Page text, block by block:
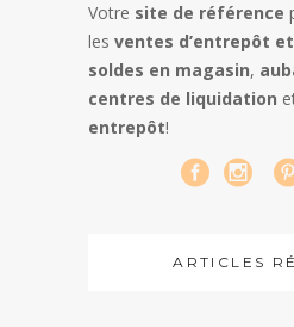
Votre site de référence
les ventes d’entrepôt
soldes en magasin,
centres de liquidation
entrepôt!
ARTICLES